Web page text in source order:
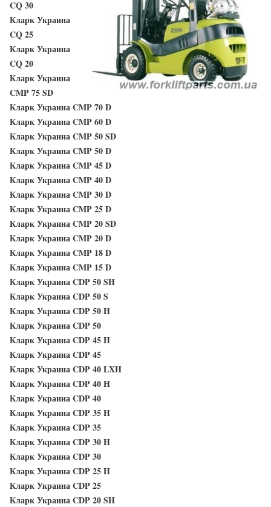
CQ 30
Кларк Украина
CQ 25
Кларк Украина
CQ 20
Кларк Украина
CMP 75 SD
Кларк Украина CMP 70 D
Кларк Украина CMP 60 D
Кларк Украина CMP 50 SD
Кларк Украина CMP 50 D
Кларк Украина CMP 45 D
Кларк Украина CMP 40 D
Кларк Украина CMP 30 D
Кларк Украина CMP 25 D
Кларк Украина CMP 20 SD
Кларк Украина CMP 20 D
Кларк Украина CMP 18 D
Кларк Украина CMP 15 D
Кларк Украина CDP 50 SH
Кларк Украина CDP 50 S
Кларк Украина CDP 50 H
Кларк Украина CDP 50
Кларк Украина CDP 45 H
Кларк Украина CDP 45
Кларк Украина CDP 40 LXH
Кларк Украина CDP 40 H
Кларк Украина CDP 40
Кларк Украина CDP 35 H
Кларк Украина CDP 35
Кларк Украина CDP 30 H
Кларк Украина CDP 30
Кларк Украина CDP 25 H
Кларк Украина CDP 25
Кларк Украина CDP 20 SH